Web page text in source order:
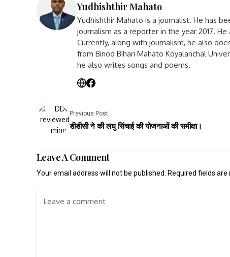
Yudhishthir Mahato
Yudhishthir Mahato is a journalist. He has
journalism as a reporter in the year 2017.
Currently, along with journalism, he also
from Binod Bihari Mahato Koyalanchal
he also writes songs and poems.
Previous Post
डीडीसी ने की लघु सिंचाई की योजनाओं की समीक्षा।
Leave A Comment
Your email address will not be published. Required fields are